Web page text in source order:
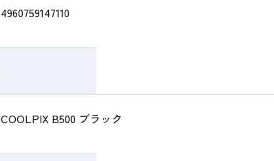
4960759147110
COOLPIX B500 ブラック